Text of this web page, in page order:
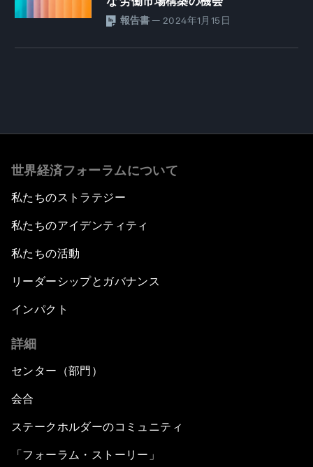
報告書 — 2024年1月15日
世界経済フォーラムについて
私たちのストラテジー
私たちのアイデンティティ
私たちの活動
リーダーシップとガバナンス
インパクト
詳細
センター（部門）
会合
ステークホルダーのコミュニティ
「フォーラム・ストーリー」